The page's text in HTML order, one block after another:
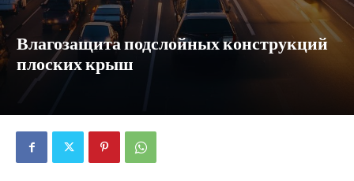
Влагозащита подслойных конструкций
плоских крыш